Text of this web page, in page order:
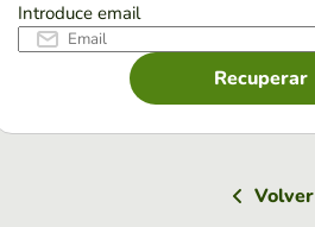
Introduce email
Recuperar
Volver